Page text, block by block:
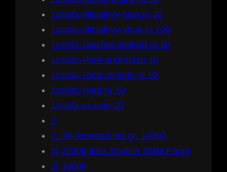
1xslots-oficialnyy-sayt.ru 10
1xslots-oficialnyy-vhod.ru 100
1xslots-skachat-android.ru 10
1xslots-vhod-android.ru 10
1xslots-vhod-zerkalo.ru 10
1xslots-vhod.ru 10
1xslots.us.com 20
2
2_chickenroad.net.gr_10000
2) 22000 links English SMM Panel
2) 3000k